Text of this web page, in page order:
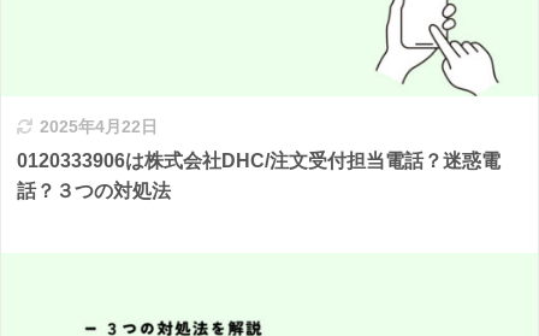
2025年4月22日
0120333906は株式会社DHC/注文受付担当電話？迷惑電
話？３つの対処法